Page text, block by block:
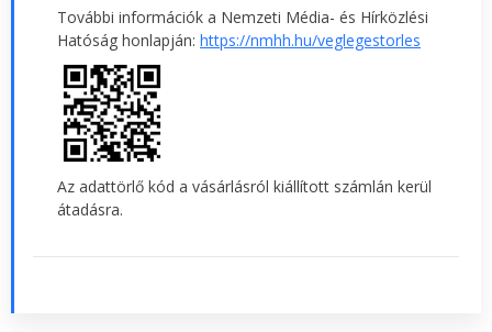
További információk a Nemzeti Média- és Hírközlési
Hatóság honlapján: https://nmhh.hu/veglegestorles
Az adattörlő kód a vásárlásról kiállított számlán kerül
átadásra.